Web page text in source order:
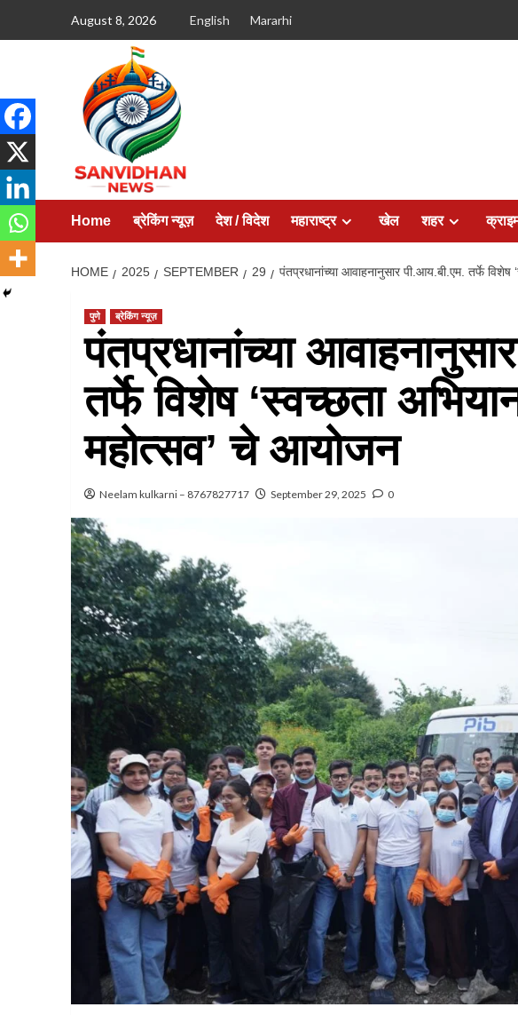
August 8, 2026 English Mararhi
Home ब्रेकिंग न्यूज़ देश / विदेश महाराष्ट्र खेल शहर
HOME 2025 SEPTEMBER 29 पंतप्रधानांच्या आवाहनानुसार पी.आय.बी.एम. तर्फे
पुणे ब्रेकिंग न्यूज़
पंतप्रधानांच्या
तर्फे विशेष ‘स्वच्छता
महोत्सव’ चे आयोजन
Neelam kulkarni – 8767827717 September 29, 2025 0